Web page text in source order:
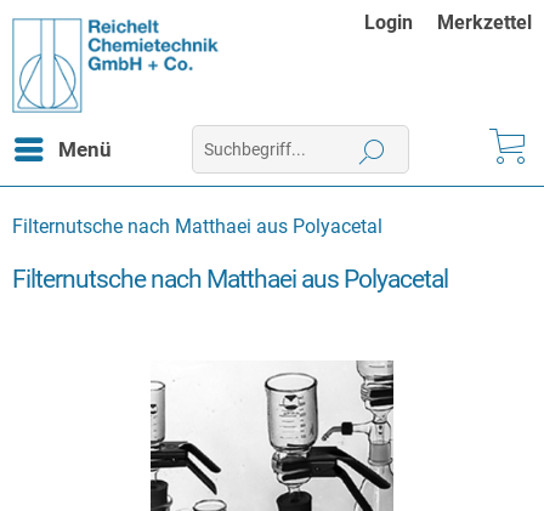
Login Merkzettel
Menü
Filternutsche nach Matthaei aus Polyacetal
Filternutsche nach Matthaei aus Polyacetal